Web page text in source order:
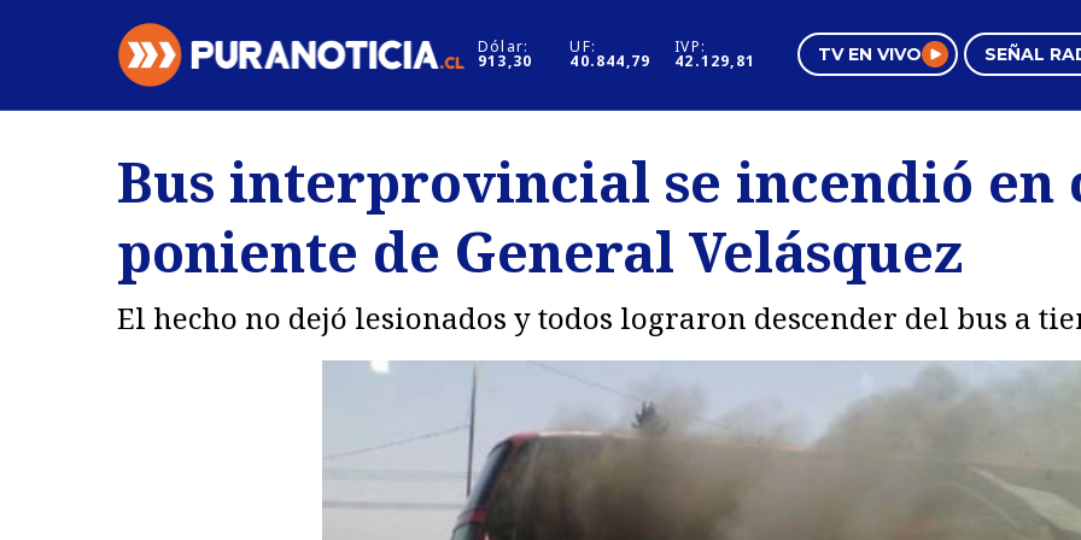
Dólar:
913,30
UF:
40.844,79
IVP:
42.129,81 TV EN VIVO SEÑAL
Regiones
Deportes
Internacional
Motores
Negocios
Pura Mujer
Bus interprovincial se incendió en
poniente de General Velásquez
El hecho no dejó lesionados y todos lograron descender del bus a